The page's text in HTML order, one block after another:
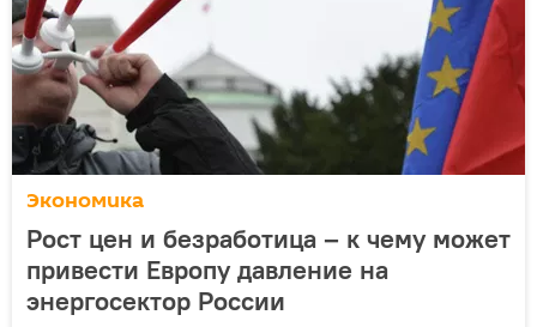
Экономика
Рост цен и безработица – к чему может
привести Европу давление на
энергосектор России